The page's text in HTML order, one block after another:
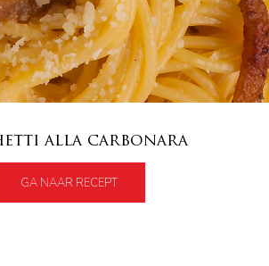
alla carbonara
GA NAAR RECEPT